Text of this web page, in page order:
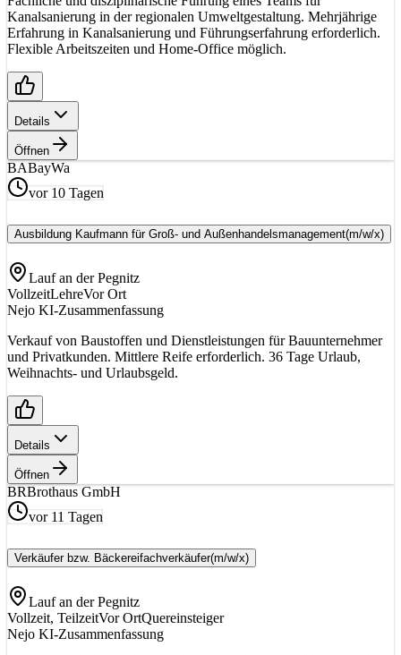
Kanalsanierung in der regionalen Umweltgestaltung. Mehrjährige
Erfahrung in Kanalsanierung und Führungserfahrung erforderlich.
Flexible Arbeitszeiten und Home-Office möglich.
Details
Öffnen
BABayWa
vor 10 Tagen
Ausbildung Kaufmann für Groß- und Außenhandelsmanagement(m/w/x)
Lauf an der Pegnitz
VollzeitLehreVor Ort
Nejo KI-Zusammenfassung
Verkauf von Baustoffen und Dienstleistungen für Bauunternehmer
und Privatkunden. Mittlere Reife erforderlich. 36 Tage Urlaub,
Weihnachts- und Urlaubsgeld.
Details
Öffnen
BRBrothaus GmbH
vor 11 Tagen
Verkäufer bzw. Bäckereifachverkäufer(m/w/x)
Lauf an der Pegnitz
Vollzeit, TeilzeitVor OrtQuereinsteiger
Nejo KI-Zusammenfassung